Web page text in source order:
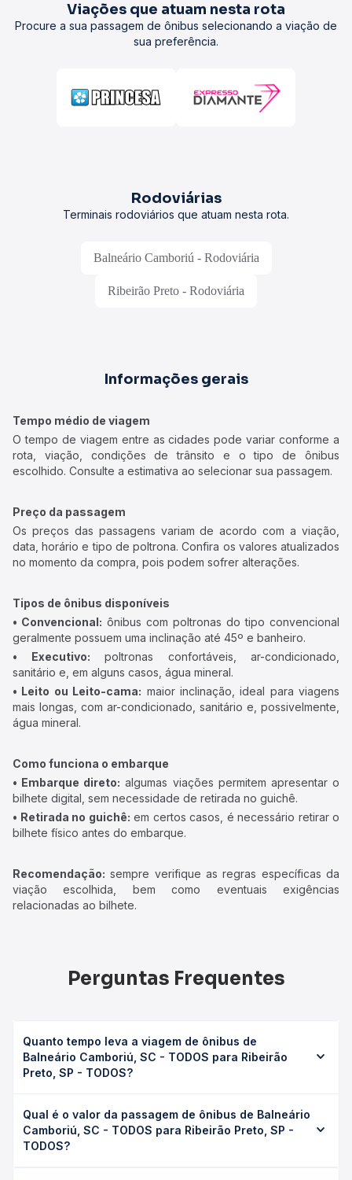
Viações que atuam nesta rota
Procure a sua passagem de ônibus selecionando a viação de
sua preferência.
Rodoviárias
Terminais rodoviários que atuam nesta rota.
Balneário Camboriú - Rodoviária
Ribeirão Preto - Rodoviária
Informações gerais
Tempo médio de viagem
O tempo de viagem entre as cidades pode variar conforme a
rota, viação, condições de trânsito e o tipo de ônibus
escolhido. Consulte a estimativa ao selecionar sua passagem.
Preço da passagem
Os preços das passagens variam de acordo com a viação,
data, horário e tipo de poltrona. Confira os valores atualizados
no momento da compra, pois podem sofrer alterações.
Tipos de ônibus disponíveis
• Convencional: ônibus com poltronas do tipo convencional
geralmente possuem uma inclinação até 45º e banheiro.
• Executivo: poltronas confortáveis, ar-condicionado,
sanitário e, em alguns casos, água mineral.
• Leito ou Leito-cama: maior inclinação, ideal para viagens
mais longas, com ar-condicionado, sanitário e, possivelmente,
água mineral.
Como funciona o embarque
• Embarque direto: algumas viações permitem apresentar o
bilhete digital, sem necessidade de retirada no guichê.
• Retirada no guichê: em certos casos, é necessário retirar o
bilhete físico antes do embarque.
Recomendação: sempre verifique as regras específicas da
viação escolhida, bem como eventuais exigências
relacionadas ao bilhete.
Perguntas Frequentes
Quanto tempo leva a viagem de ônibus de
Balneário Camboriú, SC - TODOS para Ribeirão
Preto, SP - TODOS?
para Ribeirão Preto, SP - TODOS leva em média 18h
42min, podendo variar conforme a viação, o tipo de
serviço (convencional, executivo ou leito) e as condições
Qual é o valor da passagem de ônibus de Balneário
Camboriú, SC - TODOS para Ribeirão Preto, SP -
TODOS?